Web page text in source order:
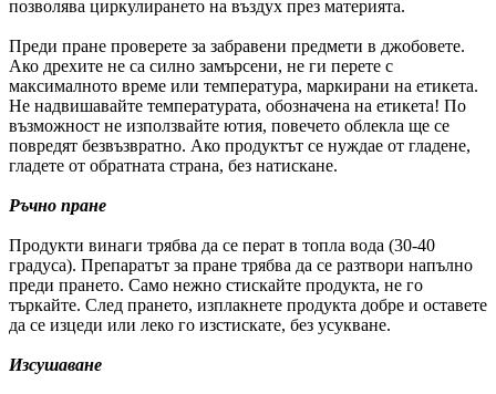
позволява циркулирането на въздух през материята.
Преди пране проверете за забравени предмети в джобовете.
Ако дрехите не са силно замърсени, не ги перете с
максималното време или температура, маркирани на етикета.
Не надвишавайте температурата, обозначена на етикета! По
възможност не използвайте ютия, повечето облекла ще се
повредят безвъзвратно. Ако продуктът се нуждае от гладене,
гладете от обратната страна, без натискане.
Ръчно пране
Продукти винаги трябва да се перат в топла вода (30-40
градуса). Препаратът за пране трябва да се разтвори напълно
преди прането. Само нежно стискайте продукта, не го
търкайте. След прането, изплакнете продукта добре и оставете
да се изцеди или леко го изстискате, без усукване.
Изсушаване